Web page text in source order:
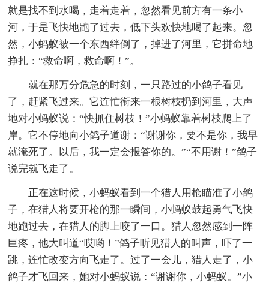
就是找不到水喝，走着走着，忽然看见前方有一条小
河，于是飞快地跑了过去，低下头欢快地喝了起来。忽
然，小蚂蚁被一个东西绊倒了，掉进了河里，它拼命地
挣扎：“救命啊，救命啊！”。
就在那万分危急的时刻，一只路过的小鸽子看见
了，赶紧飞过来。它连忙衔来一根树枝扔到河里，大声
地对小蚂蚁说：“快抓住树枝！”小蚂蚁靠着树枝爬上了
岸。它不停地向小鸽子道谢：“谢谢你，要不是你，我早
就淹死了。以后，我一定会报答你的。”“不用谢！”鸽子
说完就飞走了。
正在这时候，小蚂蚁看到一个猎人用枪瞄准了小鸽
子，在猎人将要开枪的那一瞬间，小蚂蚁鼓起勇气飞快
地跑过去，在猎人的脚上咬了一口。猎人忽然感到一阵
巨疼，他大叫道“哎哟！”鸽子听见猎人的叫声，吓了一
跳，连忙改变方向飞走了。过了一会儿，猎人走了，小
鸽子才飞回来，她对小蚂蚁说：“谢谢你，小蚂蚁。”小